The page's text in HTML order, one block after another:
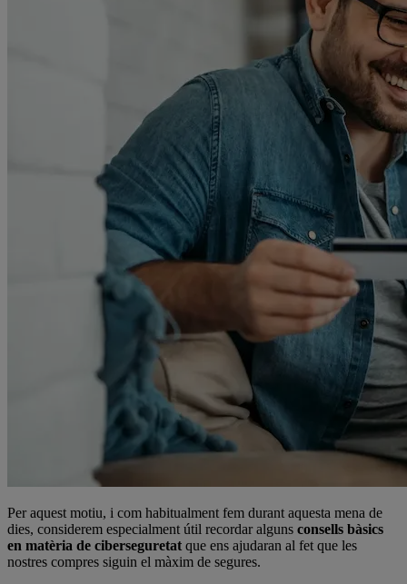
Per aquest motiu, i com habitualment fem durant aquesta mena de
dies, considerem especialment útil recordar alguns consells bàsics
en matèria de ciberseguretat que ens ajudaran al fet que les
nostres compres siguin el màxim de segures.